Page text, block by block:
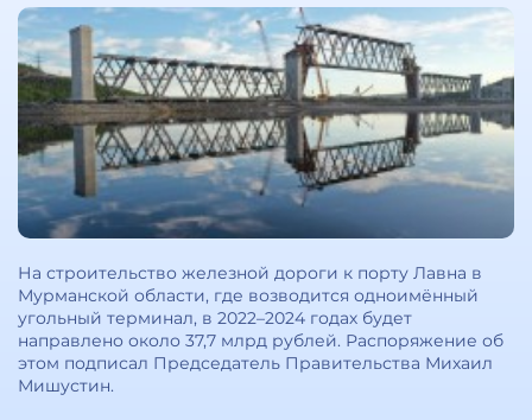
На строительство железной дороги к порту Лавна в
Мурманской области, где возводится одноимённый
угольный терминал, в 2022–2024 годах будет
направлено около 37,7 млрд рублей. Распоряжение об
этом подписал Председатель Правительства Михаил
Мишустин.